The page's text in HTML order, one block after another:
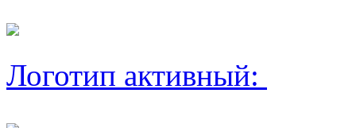
Логотип активный: